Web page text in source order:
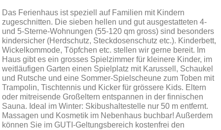
Das Ferienhaus ist speziell auf Familien mit Kindern
zugeschnitten. Die sieben hellen und gut ausgestatteten 4-
und 5-Sterne-Wohnungen (55-120 qm gross) sind besonders
kindersicher (Herdschutz, Steckdosenschutz etc.). Kinderbett,
Wickelkommode, Töpfchen etc. stellen wir gerne bereit. Im
Haus gibt es ein grosses Spielzimmer für kleinere Kinder, im
weitläufigen Garten einen Spielplatz mit Karussell, Schaukel
und Rutsche und eine Sommer-Spielscheune zum Toben mit
Trampolin, Tischtennis und Kicker für grössere Kids. Eltern
oder mitreisende Großeltern entspannen in der finnischen
Sauna. Ideal im Winter: Skibushaltestelle nur 50 m entfernt.
Massagen und Kosmetik im Nebenhaus buchbar! Außerdem
können Sie im GUTI-Geltungsbereich kostenfrei den